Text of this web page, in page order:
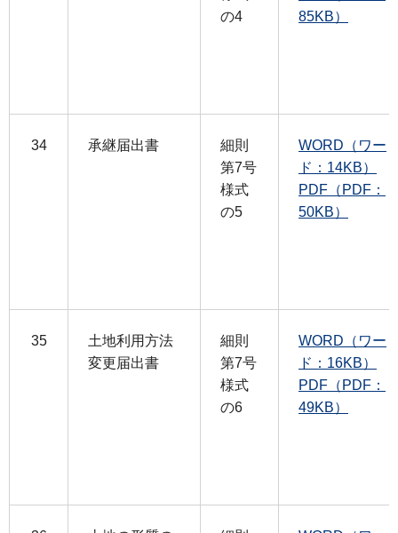
の4
85KB）
34 承継届出書
細則
第7号
様式
の5
WORD（ワー
ド：14KB）
PDF（PDF：
50KB）
35
土地利用方法
変更届出書
細則
第7号
様式
の6
WORD（ワー
ド：16KB）
PDF（PDF：
49KB）